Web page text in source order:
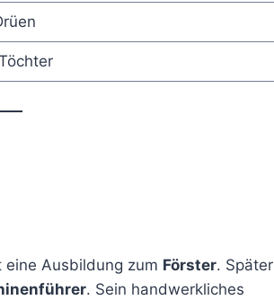
Ausbildung zum Förster. Später
. Sein handwerkliches